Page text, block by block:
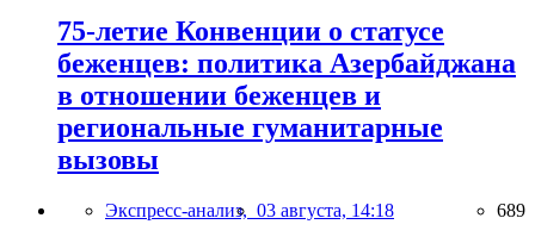
75-летие Конвенции о статусе
беженцев: политика Азербайджана
в отношении беженцев и
региональные гуманитарные
вызовы
Экспресс-анализ, 03 августа, 14:18 689